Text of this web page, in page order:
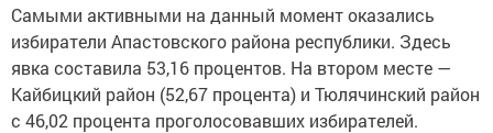
Самыми активными на данный момент оказались
избиратели Апастовского района республики. Здесь
явка составила 53,16 процентов. На втором месте —
Кайбицкий район (52,67 процента) и Тюлячинский район
с 46,02 процента проголосовавших избирателей.